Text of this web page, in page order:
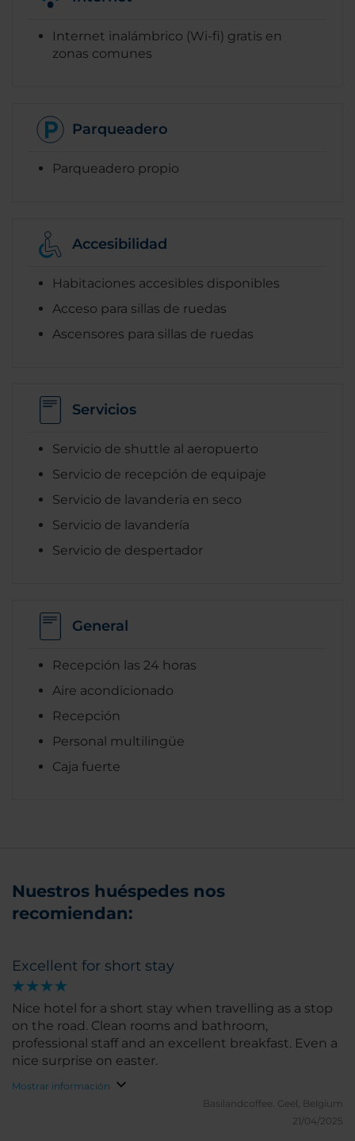
Internet inalámbrico (Wi-fi) gratis en
zonas comunes
Parqueadero
Parqueadero propio
Accesibilidad
Habitaciones accesibles disponibles
Acceso para sillas de ruedas
Ascensores para sillas de ruedas
Servicios
Servicio de shuttle al aeropuerto
Servicio de recepción de equipaje
Servicio de lavanderia en seco
Servicio de lavandería
Servicio de despertador
General
Recepción las 24 horas
Aire acondicionado
Recepción
Personal multilingüe
Caja fuerte
Nuestros huéspedes nos
recomiendan:
Excellent for short stay
Nice hotel for a short stay when travelling as a stop
on the road. Clean rooms and bathroom,
professional staff and an excellent breakfast. Even a
nice surprise on easter.
Mostrar información
Basilandcoffee. Geel, Belgium
21/04/2025